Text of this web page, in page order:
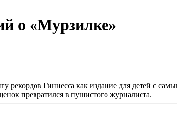
о «Мурзилке»
Гиннесса как издание для детей с
превратился в пушистого журналиста.